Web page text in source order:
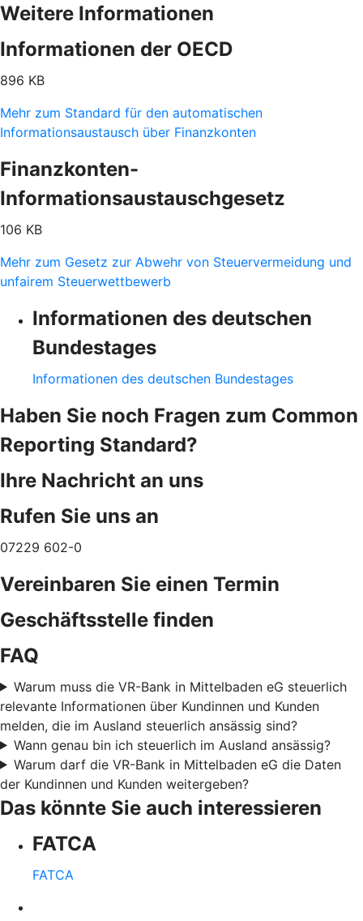
Weitere Informationen
Informationen der OECD
896 KB
Mehr zum Standard für den automatischen
Informationsaustausch über Finanzkonten
Finanzkonten-
Informationsaustauschgesetz
106 KB
Mehr zum Gesetz zur Abwehr von Steuervermeidung und
unfairem Steuerwettbewerb
Informationen des deutschen
Bundestages
Informationen des deutschen Bundestages
Haben Sie noch Fragen zum Common
Reporting Standard?
Ihre Nachricht an uns
Rufen Sie uns an
07229 602-0
Vereinbaren Sie einen Termin
Geschäftsstelle finden
FAQ
Warum muss die VR-Bank in Mittelbaden eG steuerlich
relevante Informationen über Kundinnen und Kunden
melden, die im Ausland steuerlich ansässig sind?
Wann genau bin ich steuerlich im Ausland ansässig?
Warum darf die VR-Bank in Mittelbaden eG die Daten
der Kundinnen und Kunden weitergeben?
Das könnte Sie auch interessieren
FATCA
FATCA